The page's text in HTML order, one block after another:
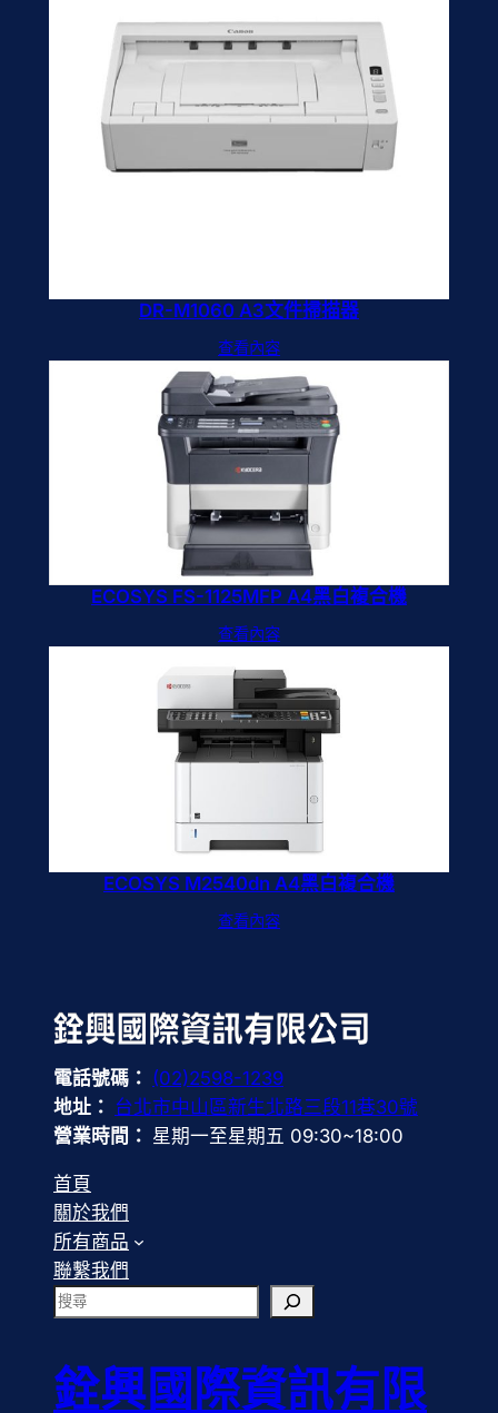
DR-M1060 A3文件掃描器
查看內容
ECOSYS FS-1125MFP A4黑白複合機
查看內容
ECOSYS M2540dn A4黑白複合機
查看內容
電話號碼： (02)2598-1239
地址： 台北市中山區新生北路三段11巷30號
營業時間： 星期一至星期五 09:30~18:00
首頁
關於我們
所有商品
聯繫我們
搜
銓興國際資訊有限